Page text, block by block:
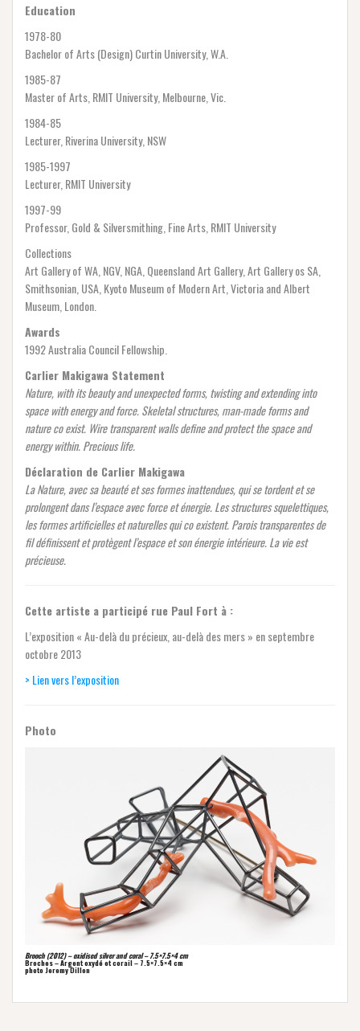
Education
1978-80
Bachelor of Arts (Design) Curtin University, W.A.
1985-87
Master of Arts, RMIT University, Melbourne, Vic.
1984-85
Lecturer, Riverina University, NSW
1985-1997
Lecturer, RMIT University
1997-99
Professor, Gold & Silversmithing, Fine Arts, RMIT University
Collections
Art Gallery of WA, NGV, NGA, Queensland Art Gallery, Art Gallery os SA,
Smithsonian, USA, Kyoto Museum of Modern Art, Victoria and Albert
Museum, London.
Awards
1992 Australia Council Fellowship.
Carlier Makigawa Statement
Nature, with its beauty and unexpected forms, twisting and extending into
space with energy and force. Skeletal structures, man-made forms and
nature co exist. Wire transparent walls define and protect the space and
energy within. Precious life.
Déclaration de Carlier Makigawa
La Nature, avec sa beauté et ses formes inattendues, qui se tordent et se
prolongent dans l’espace avec force et énergie. Les structures squelettiques,
les formes artificielles et naturelles qui co existent. Parois transparentes de
fil définissent et protègent l’espace et son énergie intérieure. La vie est
précieuse.
Cette artiste a participé rue Paul Fort à :
L’exposition « Au-delà du précieux, au-delà des mers » en septembre
octobre 2013
> Lien vers l’exposition
Photo
Brooch (2012) – oxidised silver and coral – 7.5×7.5×4 cm
Broches – Argent oxydé et corail – 7.5×7.5×4 cm
photo Jeremy Dillon